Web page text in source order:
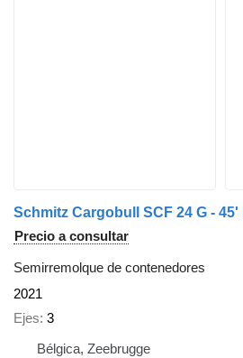
Precio a consultar
Semirremolque de contenedores
2021
Ejes 3
Bélgica, Zeebrugge